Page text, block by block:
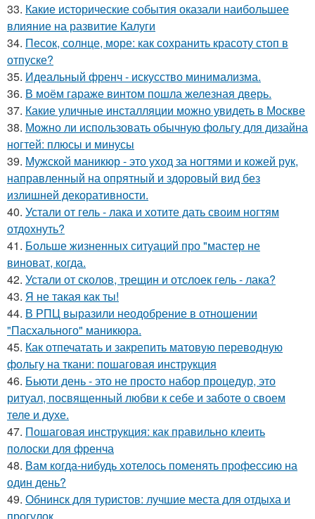
33. Какие исторические события оказали наибольшее
влияние на развитие Калуги
34. Песок, солнце, море: как сохранить красоту стоп в
отпуске?
35. Идеальный френч - искусство минимализма.
36. В моём гараже винтом пошла железная дверь.
37. Какие уличные инсталляции можно увидеть в Москве
38. Можно ли использовать обычную фольгу для дизайна
ногтей: плюсы и минусы
39. Мужской маникюр - это уход за ногтями и кожей рук,
направленный на опрятный и здоровый вид без
излишней декоративности.
40. Устали от гель - лака и хотите дать своим ногтям
отдохнуть?
41. Больше жизненных ситуаций про "мастер не
виноват, когда.
42. Устали от сколов, трещин и отслоек гель - лака?
43. Я не такая как ты!
44. В РПЦ выразили неодобрение в отношении
"Пасхального" маникюра.
45. Как отпечатать и закрепить матовую переводную
фольгу на ткани: пошаговая инструкция
46. Бьюти день - это не просто набор процедур, это
ритуал, посвященный любви к себе и заботе о своем
теле и духе.
47. Пошаговая инструкция: как правильно клеить
полоски для френча
48. Вам когда-нибудь хотелось поменять профессию на
один день?
49. Обнинск для туристов: лучшие места для отдыха и
прогулок